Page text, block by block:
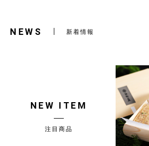
NEWS 新着情報
NEW ITEM
注目商品